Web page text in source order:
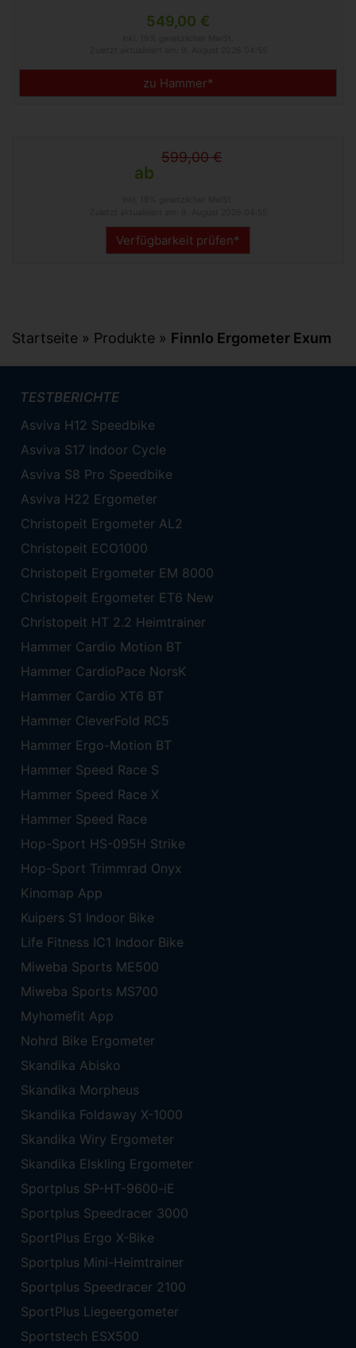
549,00 €
zu Hammer*
ab
599,00 €
Verfügbarkeit prüfen*
Startseite » Produkte » Finnlo Ergometer Exum
TESTBERICHTE
Asviva H12 Speedbike
Asviva S17 Indoor Cycle
Asviva S8 Pro Speedbike
Asviva H22 Ergometer
Christopeit Ergometer AL2
Christopeit ECO1000
Christopeit Ergometer EM 8000
Christopeit Ergometer ET6 New
Christopeit HT 2.2 Heimtrainer
Hammer Cardio Motion BT
Hammer CardioPace NorsK
Hammer Cardio XT6 BT
Hammer CleverFold RC5
Hammer Ergo-Motion BT
Hammer Speed Race S
Hammer Speed Race X
Hammer Speed Race
Hop-Sport HS-095H Strike
Hop-Sport Trimmrad Onyx
Kinomap App
Kuipers S1 Indoor Bike
Life Fitness IC1 Indoor Bike
Miweba Sports ME500
Miweba Sports MS700
Myhomefit App
Nohrd Bike Ergometer
Skandika Abisko
Skandika Morpheus
Skandika Foldaway X-1000
Skandika Wiry Ergometer
Skandika Elskling Ergometer
Sportplus SP-HT-9600-iE
Sportplus Speedracer 3000
SportPlus Ergo X-Bike
Sportplus Mini-Heimtrainer
Sportplus Speedracer 2100
SportPlus Liegeergometer
Sportstech ESX500